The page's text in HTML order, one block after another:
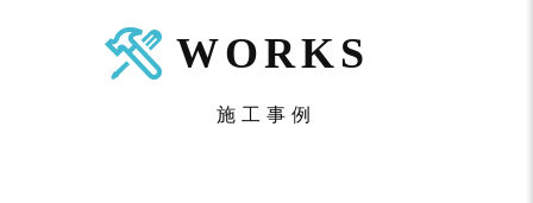
WORKS
施工事例